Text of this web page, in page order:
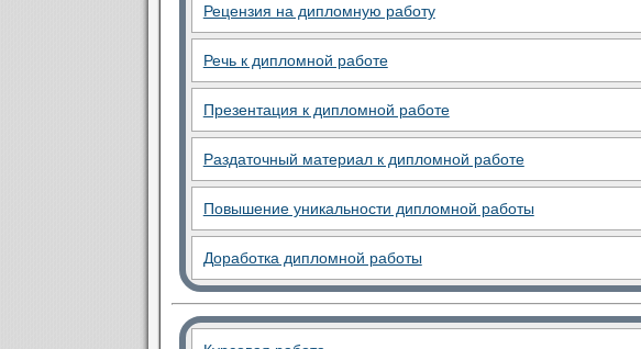
Рецензия на дипломную работу
Речь к дипломной работе
Презентация к дипломной работе
Раздаточный материал к дипломной работе
Повышение уникальности дипломной работы
Доработка дипломной работы